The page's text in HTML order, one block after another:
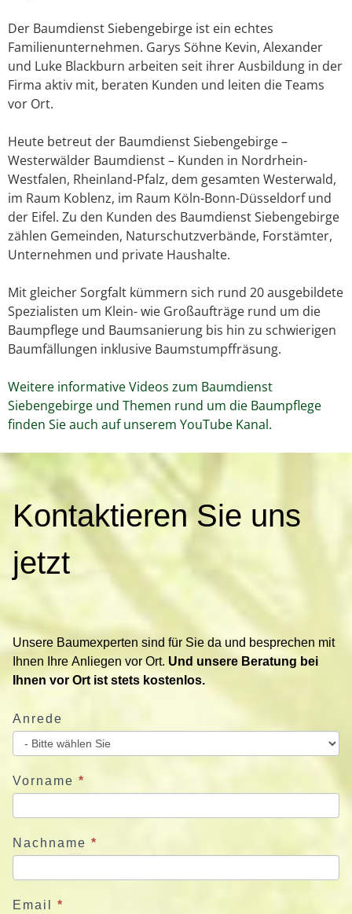
Der Baumdienst Siebengebirge ist ein echtes
Familienunternehmen. Garys Söhne Kevin, Alexander
und Luke Blackburn arbeiten seit ihrer Ausbildung in der
Firma aktiv mit, beraten Kunden und leiten die Teams
vor Ort.
Heute betreut der Baumdienst Siebengebirge –
Westerwälder Baumdienst – Kunden in Nordrhein-
Westfalen, Rheinland-Pfalz, dem gesamten Westerwald,
im Raum Koblenz, im Raum Köln-Bonn-Düsseldorf und
der Eifel. Zu den Kunden des Baumdienst Siebengebirge
zählen Gemeinden, Naturschutzverbände, Forstämter,
Unternehmen und private Haushalte.
Mit gleicher Sorgfalt kümmern sich rund 20 ausgebildete
Spezialisten um Klein- wie Großaufträge rund um die
Baumpflege und Baumsanierung bis hin zu schwierigen
Baumfällungen inklusive Baumstumpffräsung.
Weitere informative Videos zum Baumdienst
Siebengebirge und Themen rund um die Baumpflege
finden Sie auch auf unserem YouTube Kanal.
o
n
t
e
r
e
S
e
u
n
s
e
t
Kontaktieren Sie uns
jetzt
Unsere Baumexperten sind für Sie da und besprechen mit
Ihnen Ihre Anliegen vor Ort. Und unsere Beratung bei
Ihnen vor Ort ist stets kostenlos.
Anrede
Vorname *
Nachname *
Email *